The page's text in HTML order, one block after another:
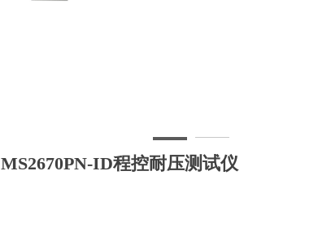
MS2670PN-ID程控耐压测试仪